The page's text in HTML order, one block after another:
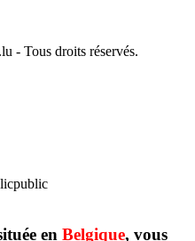
- Tous droits réservés.
en Belgique, vous